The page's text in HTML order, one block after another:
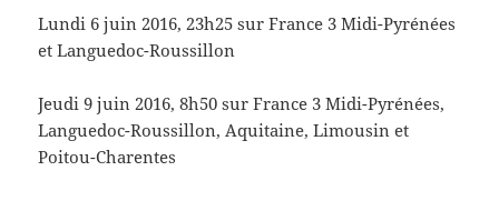
Lundi 6 juin 2016, 23h25 sur France 3 Midi-Pyrénées
et Languedoc-Roussillon
Jeudi 9 juin 2016, 8h50 sur France 3 Midi-Pyrénées,
Languedoc-Roussillon, Aquitaine, Limousin et
Poitou-Charentes